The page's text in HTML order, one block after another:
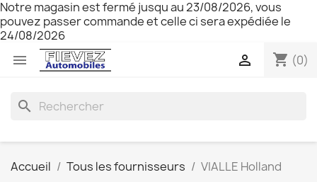
Notre magasin est fermé jusqu au 23/08/2026, vous
pouvez passer commande et celle ci sera expédiée le
24/08/2026
 shopping_cart (0)

search
Accueil Tous les fournisseurs VIALLE Holland